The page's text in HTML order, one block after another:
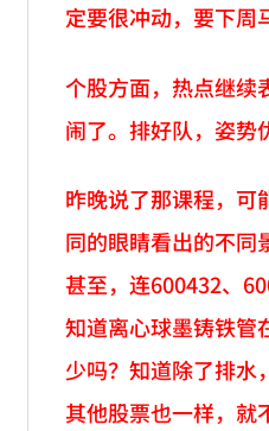
定要很冲动，要下周
个股方面，热点继续
闹了。排好队，姿势
昨晚说了那课程，可
同的眼睛看出的不同
甚至，连600432、
知道离心球墨铸铁管
少吗？知道除了排水
其他股票也一样，就